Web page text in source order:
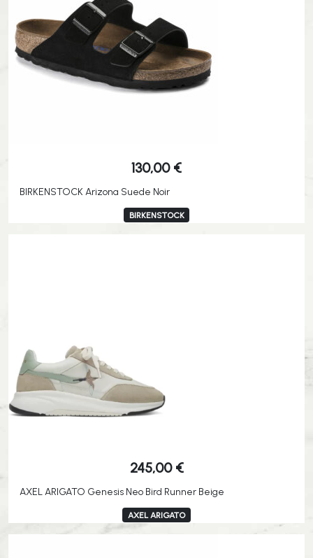
130,00 €
BIRKENSTOCK Arizona Suede Noir
BIRKENSTOCK
245,00 €
AXEL ARIGATO Genesis Neo Bird Runner Beige
AXEL ARIGATO